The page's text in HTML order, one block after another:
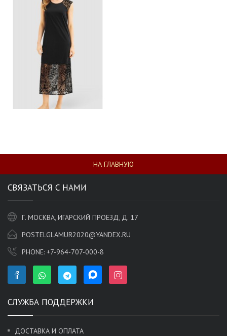
НА ГЛАВНУЮ
СВЯЗАТЬСЯ С НАМИ
Г. МОСКВА, ИГАРСКИЙ ПРОЕЗД, Д. 17
POSTELGLAMUR2020@YANDEX.RU
PHONE: +7-964-707-000-8
СЛУЖБА ПОДДЕРЖКИ
ДОСТАВКА И ОПЛАТА